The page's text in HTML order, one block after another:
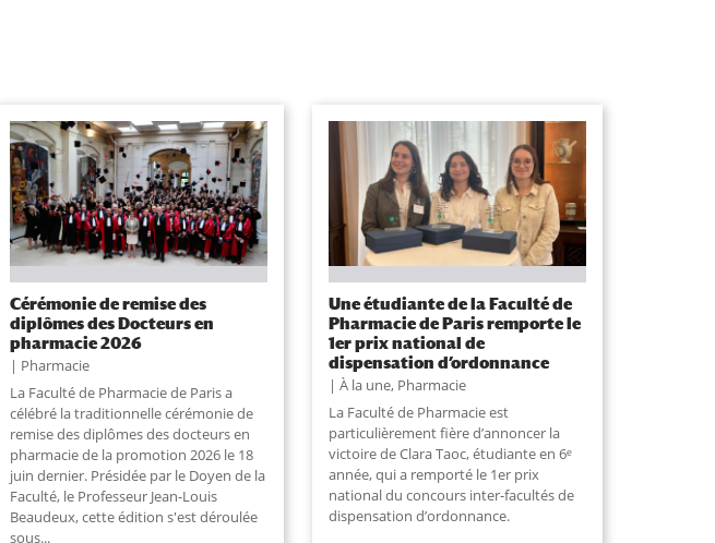
Cérémonie de remise des
diplômes des Docteurs en
pharmacie 2026
Pharmacie
La Faculté de Pharmacie de Paris a
célébré la traditionnelle cérémonie de
remise des diplômes des docteurs en
pharmacie de la promotion 2026 le 18
juin dernier. Présidée par le Doyen de la
Faculté, le Professeur Jean-Louis
Beaudeux, cette édition s'est déroulée
sous...
Une étudiante de la Faculté de
Pharmacie de Paris remporte le
1er prix national de
dispensation d’ordonnance
À la une, Pharmacie
La Faculté de Pharmacie est
particulièrement fière d’annoncer la
victoire de Clara Taoc, étudiante en 6ᵉ
année, qui a remporté le 1er prix
national du concours inter-facultés de
dispensation d’ordonnance.